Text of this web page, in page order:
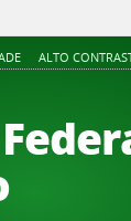
Acesso
ALTO